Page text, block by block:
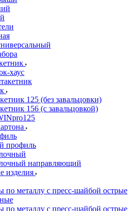
хаус
125 (без завальцовки)
156 (с завальцовкой)
профиль
направляющий
изделия
по металлу с пресс-шайбой острые
по металлу с пресс-шайбой острые